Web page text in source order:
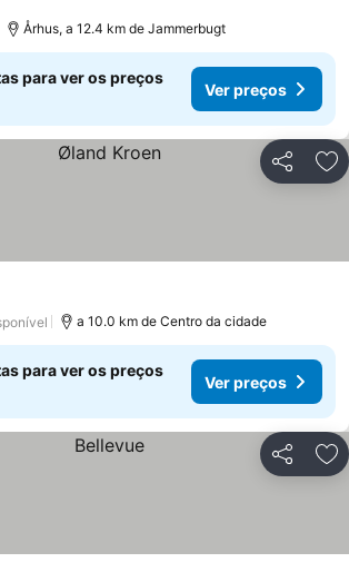
Århus, a 12.4 km de Jammerbugt
para ver os preços
Ver preços
Partilhar
a 10.0 km de Centro da cidade
para ver os preços
Ver preços
Partilhar